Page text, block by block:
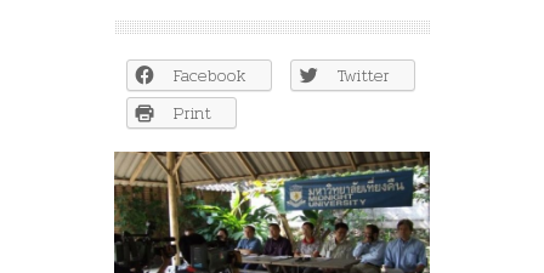
ม.เที่ยง
คืน
ร่อน
แถลงการณ์
ป้อง”We
Walk”
‘โคทม’โดด
ร่วม
เดิน
แซะ
รัฐประหาร
Facebook
Twitter
Print